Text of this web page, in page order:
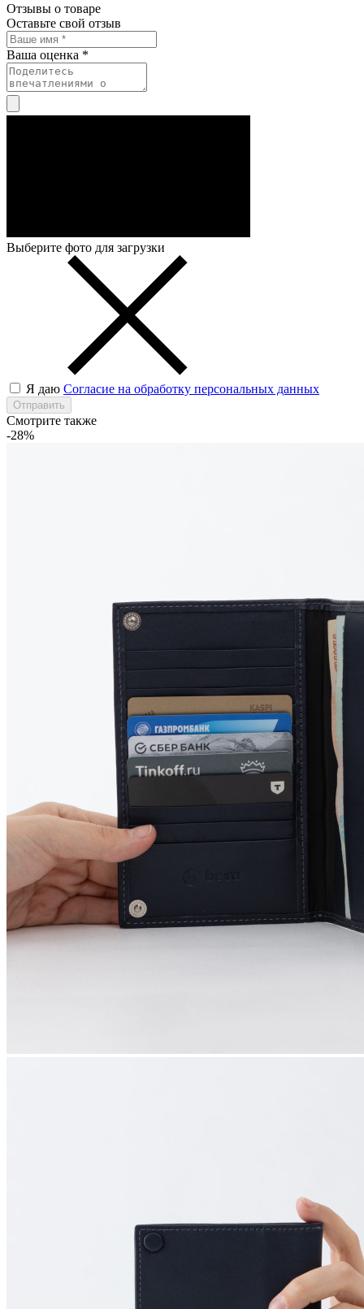
Отзывы о товаре
Оставьте свой отзыв
Ваша оценка *
Выберите фото для загрузки
Я даю Согласие на обработку персональных данных
Отправить
Смотрите также
-28%